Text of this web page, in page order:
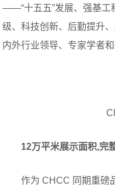
——“十五五”发展、强基工
级、科技创新、后勤提升
内外行业领导、专家学者
12万平米展示面积,完
作为 CHCC 同期重磅